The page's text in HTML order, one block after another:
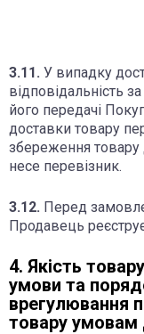
3.11. У випадку
відповідальність
його передачі
доставки товару
збереження
несе перевізник.
3.12. Перед
Продавець
4. Якість
умови та
врегулювання
товару умовам